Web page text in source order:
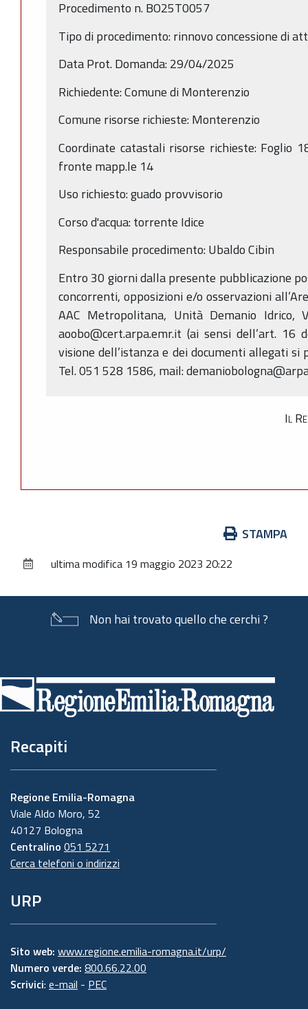
Procedimento n. BO25T0057
Tipo di procedimento: rinnovo concessione di
Data Prot. Domanda: 29/04/2025
Richiedente: Comune di Monterenzio
Comune risorse richieste: Monterenzio
Coordinate catastali risorse richieste: Foglio
fronte mapp.le 14
Uso richiesto: guado provvisorio
Corso d'acqua: torrente Idice
Responsabile procedimento: Ubaldo Cibin
Entro 30 giorni dalla presente pubblicazione
concorrenti, opposizioni e/o osservazioni
AAC Metropolitana, Unità Demanio Idrico,
aoobo@cert.arpa.emr.it (ai sensi dell’art. 16
visione dell’istanza e dei documenti allegati
Tel. 051 528 1586, mail:
Il
documento
STAMPA
ultima modifica 19 maggio 2023 20:22
Non hai trovato quello che cerchi ?
di
pagina
Recapiti
Regione Emilia-Romagna
Viale Aldo Moro, 52
40127 Bologna
Centralino 051 5271
Cerca telefoni o indirizzi
URP
Sito web: www.regione.emilia-romagna.it/urp/
Numero verde: 800.66.22.00
Scrivici: e-mail - PEC